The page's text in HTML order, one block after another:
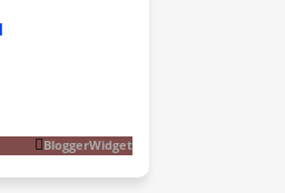
BloggerWidget